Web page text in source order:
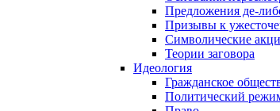
Предложения де-
Призывы к
Символические
Теории заговора
Идеология
Гражданское
Политический